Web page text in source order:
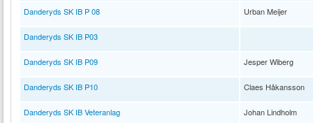
Danderyds SK IB P 08 Urban Meijer
Danderyds SK IB P03
Danderyds SK IB P09 Jesper Wiberg
Danderyds SK IB P10 Claes Håkansson
Danderyds SK IB Veteranlag Johan Lindholm